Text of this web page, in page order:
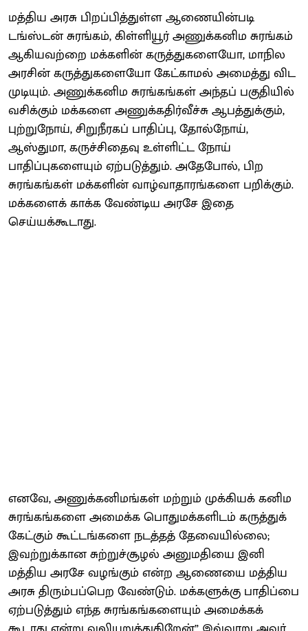
மத்திய அரசு பிறப்பித்துள்ள ஆணையின்படி
டங்ஸ்டன் சுரங்கம், கிள்ளியூர் அணுக்கனிம சுரங்கம்
ஆகியவற்றை மக்களின் கருத்துகளையோ, மாநில
அரசின் கருத்துகளையோ கேட்காமல் அமைத்து விட
முடியும். அணுக்கனிம சுரங்கங்கள் அந்தப் பகுதியில்
வசிக்கும் மக்களை அணுக்கதிர்வீச்சு ஆபத்துக்கும்,
புற்றுநோய், சிறுநீரகப் பாதிப்பு, தோல்நோய்,
ஆஸ்துமா, கருச்சிதைவு உள்ளிட்ட நோய்
பாதிப்புகளையும் ஏற்படுத்தும். அதேபோல், பிற
சுரங்கங்கள் மக்களின் வாழ்வாதாரங்களை பறிக்கும்.
மக்களைக் காக்க வேண்டிய அரசே இதை
செய்யக்கூடாது.
எனவே, அணுக்கனிமங்கள் மற்றும் முக்கியக் கனிம
சுரங்கங்களை அமைக்க பொதுமக்களிடம் கருத்துக்
கேட்கும் கூட்டங்களை நடத்தத் தேவையில்லை;
இவற்றுக்கான சுற்றுச்சூழல் அனுமதியை இனி
மத்திய அரசே வழங்கும் என்ற ஆணையை மத்திய
அரசு திரும்பப்பெற வேண்டும். மக்களுக்கு பாதிப்பை
ஏற்படுத்தும் எந்த சுரங்கங்களையும் அமைக்கக்